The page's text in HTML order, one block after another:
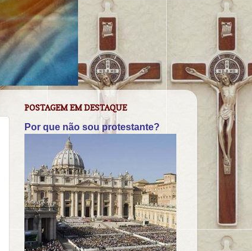
POSTAGEM EM DESTAQUE
Por que não sou protestante?